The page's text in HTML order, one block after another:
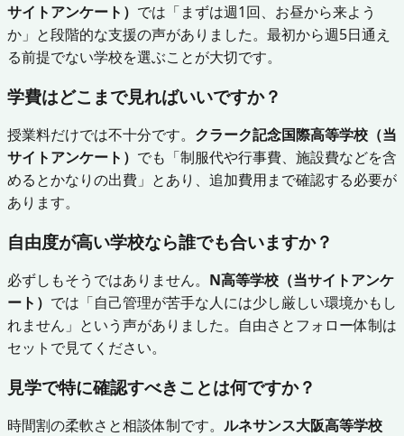
サイトアンケート） では「まずは週1回、お昼から来よう
か」と段階的な支援の声がありました。最初から週5日通え
る前提でない学校を選ぶことが大切です。
学費はどこまで見ればいいですか？
授業料だけでは不十分です。 クラーク記念国際高等学校（当
サイトアンケート） でも「制服代や行事費、施設費などを含
めるとかなりの出費」とあり、追加費用まで確認する必要が
あります。
自由度が高い学校なら誰でも合いますか？
必ずしもそうではありません。 N高等学校（当サイトアンケ
ート） では「自己管理が苦手な人には少し厳しい環境かもし
れません」という声がありました。自由さとフォロー体制は
セットで見てください。
見学で特に確認すべきことは何ですか？
時間割の柔軟さと相談体制です。 ルネサンス大阪高等学校